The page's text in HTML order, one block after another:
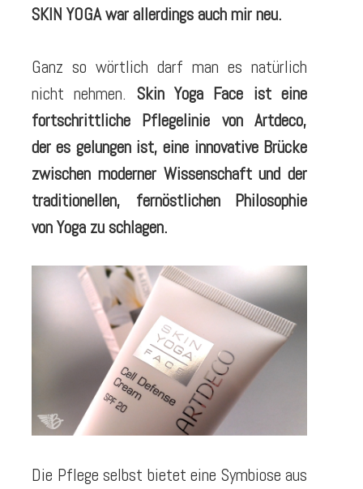
SKIN YOGA war allerdings auch mir neu.
Ganz so wörtlich darf man es natürlich
nicht nehmen. Skin Yoga Face ist eine
fortschrittliche Pflegelinie von Artdeco,
der es gelungen ist, eine innovative Brücke
zwischen moderner Wissenschaft und der
traditionellen, fernöstlichen Philosophie
von Yoga zu schlagen.
Die Pflege selbst bietet eine Symbiose aus